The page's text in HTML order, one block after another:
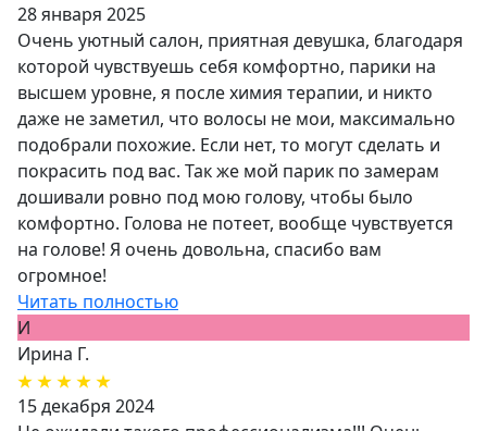
28 января 2025
Очень уютный салон, приятная девушка, благодаря
которой чувствуешь себя комфортно, парики на
высшем уровне, я после химия терапии, и никто
даже не заметил, что волосы не мои, максимально
подобрали похожие. Если нет, то могут сделать и
покрасить под вас. Так же мой парик по замерам
дошивали ровно под мою голову, чтобы было
комфортно. Голова не потеет, вообще чувствуется
на голове! Я очень довольна, спасибо вам
огромное!
Читать полностью
И
Ирина Г.
15 декабря 2024